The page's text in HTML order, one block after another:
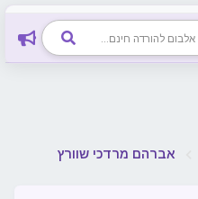
אברהם מרדכי שוורץ